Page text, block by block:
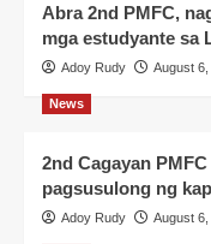
Abra 2nd PMFC,
mga estudyante sa
Adoy Rudy August 6,
News
2nd Cagayan
pagsusulong ng
Adoy Rudy August 6,